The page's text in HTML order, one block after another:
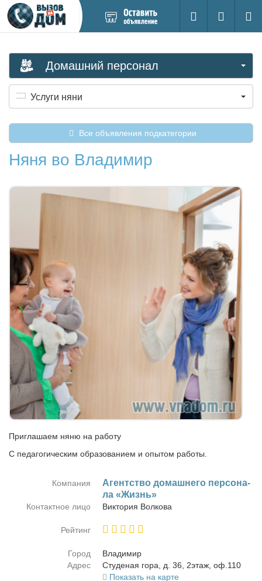
новое
Поиск
Вход на
Домашний персонал
Услуги няни
Все объявления подкатегории
Няня во Владимир
Приглашаем няню на работу
С педагогическим образованием и опытом работы.
Компания
Агент­ство до­маш­не­го пер­со­на­
ла «Жизнь»
Контактное лицо Вик­то­рия Вол­ко­ва
Рейтинг
Город
Вла­ди­мир
Адрес
Сту­де­ная го­ра, д. 36, 2этаж, оф.110
Показать на карте